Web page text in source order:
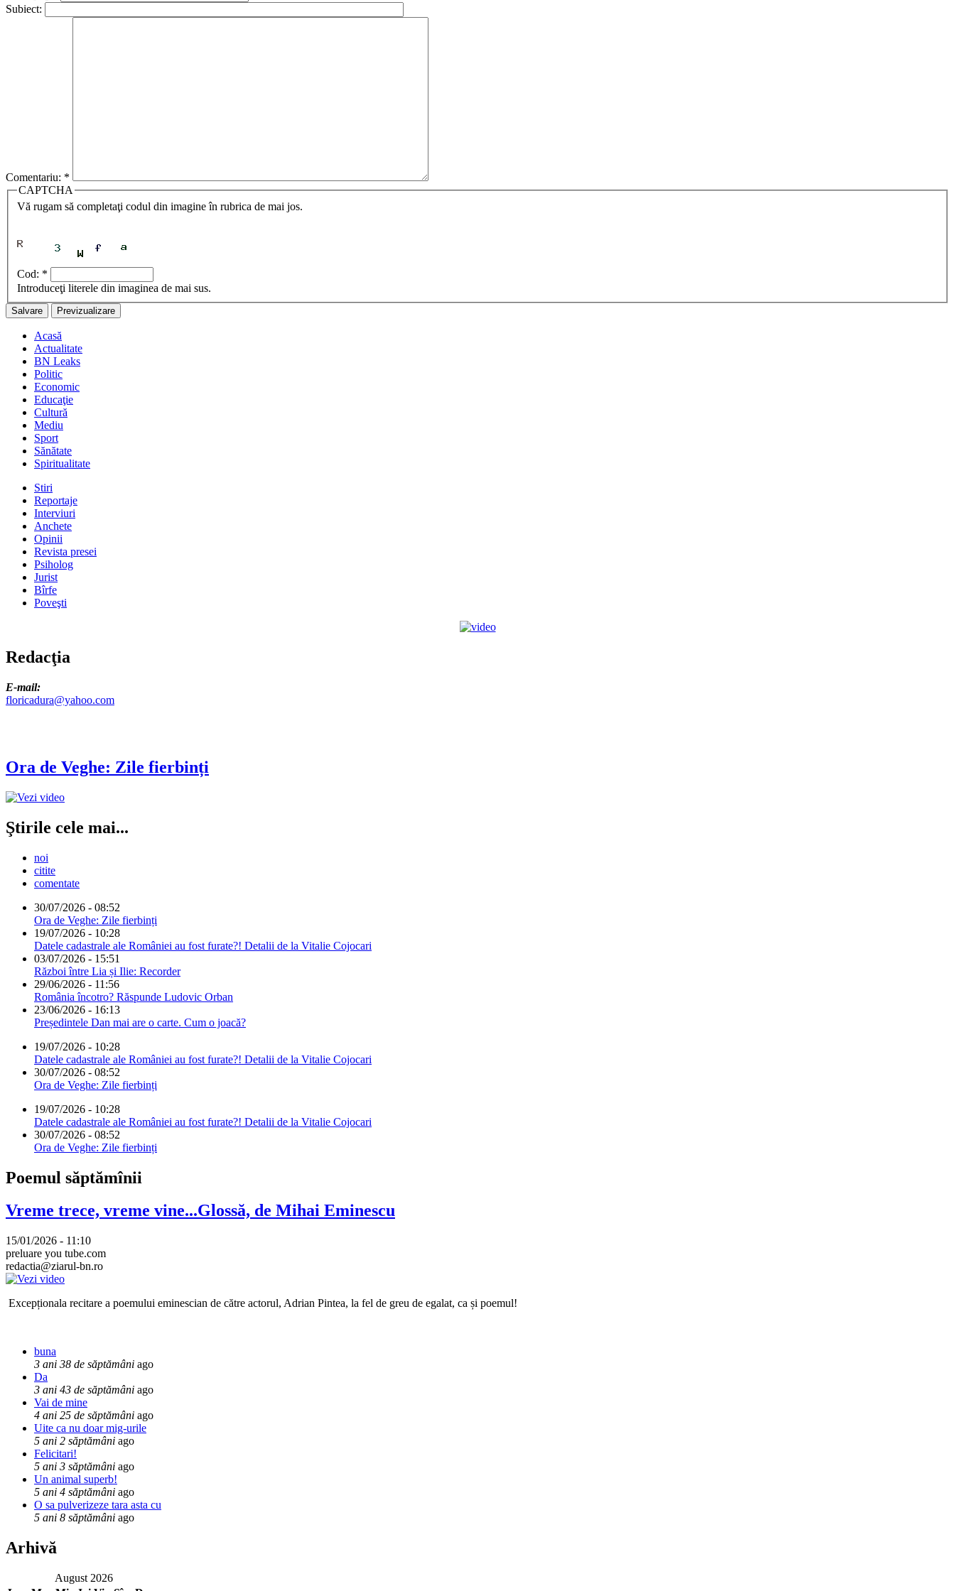
Subiect:
Comentariu: *
CAPTCHA
Vă rugam să completaţi codul din imagine în rubrica de mai jos.
Cod: *
Introduceţi literele din imaginea de mai sus.
Acasă
Actualitate
BN Leaks
Politic
Economic
Educaţie
Cultură
Mediu
Sport
Sănătate
Spiritualitate
Stiri
Reportaje
Interviuri
Anchete
Opinii
Revista presei
Psiholog
Jurist
Bîrfe
Poveşti
Redacţia
E-mail:
floricadura@yahoo.com
Ora de Veghe: Zile fierbinți
Ştirile cele mai...
noi
citite
comentate
30/07/2026 - 08:52
Ora de Veghe: Zile fierbinți
19/07/2026 - 10:28
Datele cadastrale ale României au fost furate?! Detalii de la Vitalie Cojocari
03/07/2026 - 15:51
Război între Lia și Ilie: Recorder
29/06/2026 - 11:56
România încotro? Răspunde Ludovic Orban
23/06/2026 - 16:13
Președintele Dan mai are o carte. Cum o joacă?
19/07/2026 - 10:28
Datele cadastrale ale României au fost furate?! Detalii de la Vitalie Cojocari
30/07/2026 - 08:52
Ora de Veghe: Zile fierbinți
19/07/2026 - 10:28
Datele cadastrale ale României au fost furate?! Detalii de la Vitalie Cojocari
30/07/2026 - 08:52
Ora de Veghe: Zile fierbinți
Poemul săptămînii
Vreme trece, vreme vine...Glossă, de Mihai Eminescu
15/01/2026 - 11:10
preluare you tube.com
redactia@ziarul-bn.ro
Excepționala recitare a poemului eminescian de către actorul, Adrian Pintea, la fel de greu de egalat, ca și poemul!
buna
3 ani 38 de săptămâni ago
Da
3 ani 43 de săptămâni ago
Vai de mine
4 ani 25 de săptămâni ago
Uite ca nu doar mig-urile
5 ani 2 săptămâni ago
Felicitari!
5 ani 3 săptămâni ago
Un animal superb!
5 ani 4 săptămâni ago
O sa pulverizeze tara asta cu
5 ani 8 săptămâni ago
Arhivă
August 2026